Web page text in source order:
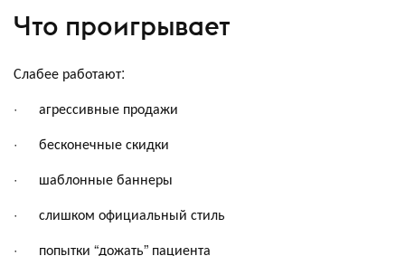
Что проигрывает
Слабее работают:
· агрессивные продажи
· бесконечные скидки
· шаблонные баннеры
· слишком официальный стиль
· попытки “дожать” пациента